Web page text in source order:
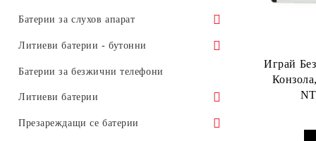
АА Батерии
ААА Батерии
АААА Батерии
C Батерии LR14
D Батерии LR20
Батерии за слухов апарат
Батерии за слухов апарат Размер 10
Батерии за слухов апарат Размер 13
Батерии за слухов апарат Размер 312
Батерии Размер 675
Литиеви батерии - бутонни
CR927 Батерии
CR1025 Батерии
CR1216 Батерии
Батерии за безжични телефони
Литиеви батерии
АА литиеви батерии
Презареждащи се батерии
Играй